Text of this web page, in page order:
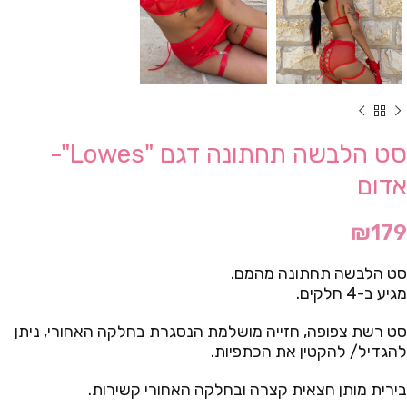
סט הלבשה תחתונה דגם "Lowes"-
אדום
₪179
סט הלבשה תחתונה מהמם.
מגיע ב-4 חלקים.
סט רשת צפופה, חזייה מושלמת הנסגרת בחלקה האחורי, ניתן
להגדיל/ להקטין את הכתפיות.
בירית מותן חצאית קצרה ובחלקה האחורי קשירות.